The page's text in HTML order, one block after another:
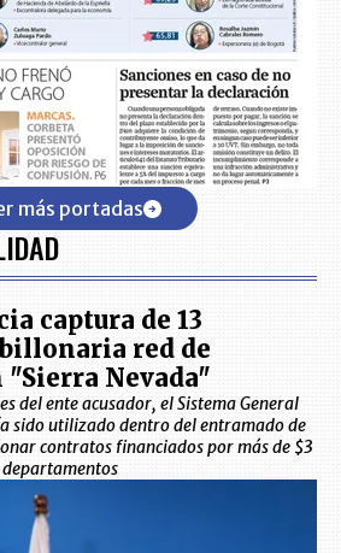
más portadas
captura de 13
red de
Nevada"
del ente acusador, el Sistema General
sido utilizado dentro del entramado de
contratos financiados por más de $3
departamentos